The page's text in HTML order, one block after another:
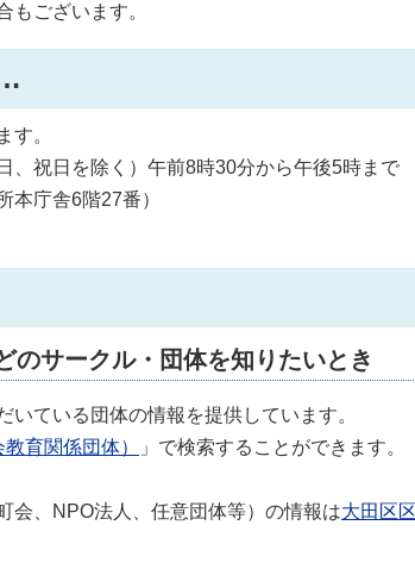
もございます。
す。
、祝日を除く）午前8時30分から午後5時まで
本庁舎6階27番）
のサークル・団体を知りたいとき
ている団体の情報を提供しています。
育関係団体）
」で検索することができます。
会、NPO法人、任意団体等）の情報は大田区